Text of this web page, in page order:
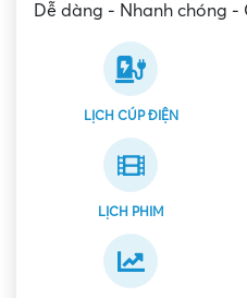
Dễ dàng - Nhanh chóng -
LỊCH CÚP ĐIỆN
LỊCH PHIM